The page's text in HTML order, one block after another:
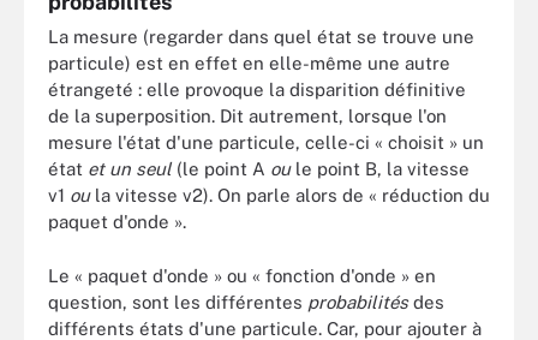
La mesure (regarder dans quel état se trouve une
particule) est en effet en elle-même une autre
étrangeté : elle provoque la disparition définitive
de la superposition. Dit autrement, lorsque l'on
mesure l'état d'une particule, celle-ci « choisit » un
état et un seul (le point A ou le point B, la vitesse
v1 ou la vitesse v2). On parle alors de « réduction du
paquet d'onde ».
Le « paquet d'onde » ou « fonction d'onde » en
question, sont les différentes probabilitésdes
différents états d'une particule. Car, pour ajouter à